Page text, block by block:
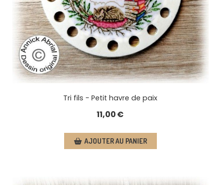
Tri fils - Petit havre de paix
11,00€
AJOUTER AU PANIER